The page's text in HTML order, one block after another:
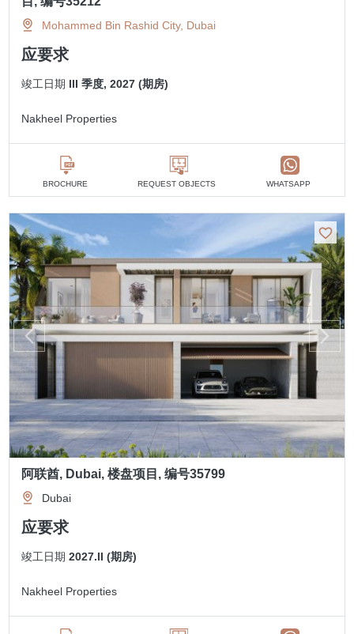
Mohammed Bin Rashid City, Dubai
应要求
竣工日期 III 季度, 2027 (期房)
Nakheel Properties
BROCHURE REQUEST OBJECTS WHATSAPP
阿联酋, Dubai, 楼盘项目, 编号35799
Dubai
应要求
竣工日期2027.II (期房)
Nakheel Properties